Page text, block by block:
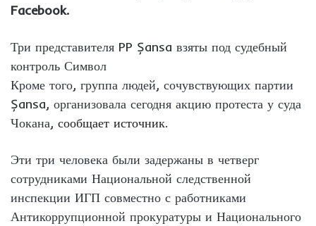
Facebook.
Три представителя PP Șansa взяты под судебный
контроль Символ
Кроме того, группа людей, сочувствующих партии
Șansa, организовала сегодня акцию протеста у суда
Чокана, сообщает источник.
Эти три человека были задержаны в четверг
сотрудниками Национальной следственной
инспекции ИГП совместно с работниками
Антикоррупционной прокуратуры и Национального